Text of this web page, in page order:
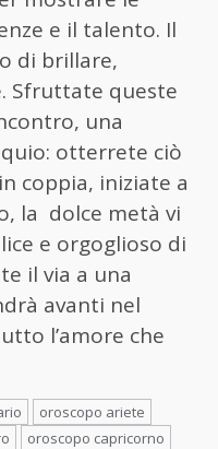
e il talento. Il
di brillare,
Sfruttate queste
una
otterrete ciò
coppia, iniziate a
la dolce metà vi
e orgoglioso di
il via a una
avanti nel
l’amore che
oroscopo ariete
oroscopo capricorno